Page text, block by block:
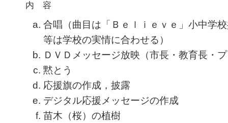
内 容
合唱（曲目は「Ｂｅｌｉｅｖｅ」小中学
等は学校の実情に合わせる）
ＤＶＤメッセージ放映（市長・教育長・
黙とう
応援旗の作成，披露
デジタル応援メッセージの作成
苗木（桜）の植樹